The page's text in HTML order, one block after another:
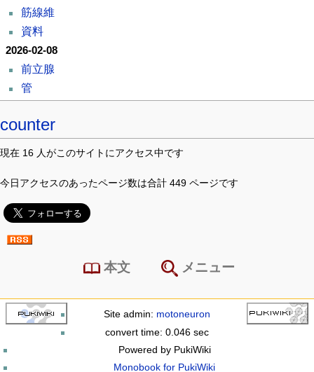
筋線維
資料
2026-02-08
前立腺
管
counter
現在 16 人がこのサイトにアクセス中です
今日アクセスのあったページ数は合計 449 ページです
本文 メニュー
Site admin: motoneuron
convert time: 0.046 sec
Powered by PukiWiki
Monobook for PukiWiki